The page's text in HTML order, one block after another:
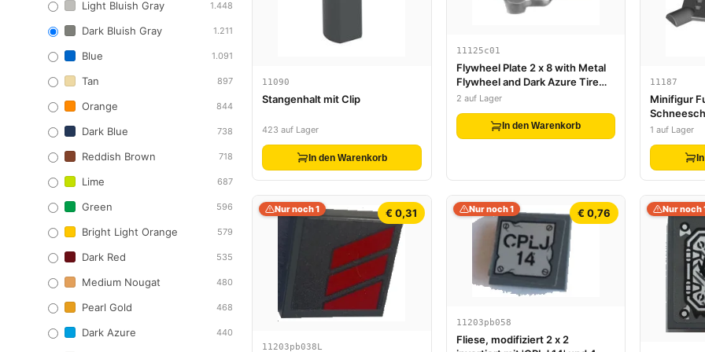
Light Bluish Gray 1.448
Dark Bluish Gray 1.211
Blue 1.091
Tan 897
Orange 844
Dark Blue 738
Reddish Brown 718
Lime 687
Green 596
Bright Light Orange 579
Dark Red 535
Medium Nougat 480
Pearl Gold 468
Dark Azure 440
11090
Stangenhalt mit Clip
423 auf Lager
In den Warenkorb
11125c01
Flywheel Plate 2 x 8 with Metal
Flywheel and Dark Azure Tire
(Chima Speedorz Rip Cord
2 auf Lager
In den Warenkorb
11187
Minifigur
Ende
1 auf Lager
€ 0,31
Nur noch 1
11203pb038L
€ 0,76
Nur noch 1
11203pb058
Fliese, modifiziert 2 x 2
Nur noch